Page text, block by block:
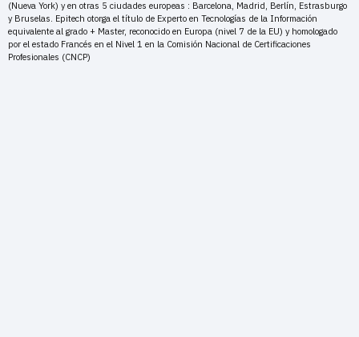
(Nueva York) y en otras 5 ciudades europeas : Barcelona, Madrid, Berlín, Estrasburgo
y Bruselas. Epitech otorga el título de Experto en Tecnologías de la Información
equivalente al grado + Master, reconocido en Europa (nivel 7 de la EU) y homologado
por el estado Francés en el Nivel 1 en la Comisión Nacional de Certificaciones
Profesionales (CNCP)